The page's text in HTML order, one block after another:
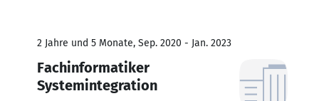
2 Jahre und 5 Monate, Sep. 2020 - Jan. 2023
Fachinformatiker
Systemintegration